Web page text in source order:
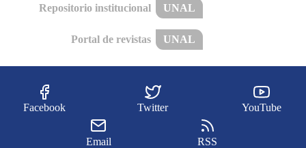
Repositorio institucional UNAL
Portal de revistas UNAL
Facebook Twitter YouTube
Email RSS